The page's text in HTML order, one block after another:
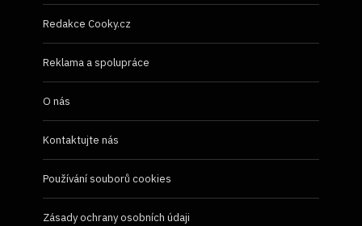
Redakce Cooky.cz
Reklama a spolupráce
O nás
Kontaktujte nás
Používání souborů cookies
Zásady ochrany osobních údaji